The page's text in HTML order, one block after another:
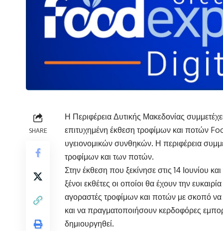
SHARE
Η Περιφέρεια Δυτικής Μακεδονίας
επιτυχημένη έκθεση τροφίμων και ποτών
υγειονομικών συνθηκών. Η περιφέρεια
τροφίμων και των ποτών.
Στην έκθεση που ξεκίνησε στις 14 Ιουνίου
ξένοι εκθέτες οι οποίοι θα έχουν την
αγοραστές τροφίμων και ποτών με σκοπό να
και να πραγματοποιήσουν κερδοφόρες
δημιουργηθεί.